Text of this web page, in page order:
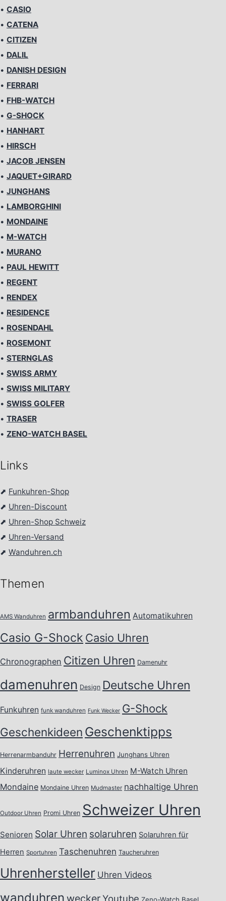
• CASIO
• CATENA
• CITIZEN
• DALIL
• DANISH DESIGN
• FERRARI
• FHB-WATCH
• G-SHOCK
• HANHART
• HIRSCH
• JACOB JENSEN
• JAQUET+GIRARD
• JUNGHANS
• LAMBORGHINI
• MONDAINE
• M-WATCH
• MURANO
• PAUL HEWITT
• REGENT
• RENDEX
• RESIDENCE
• ROSENDAHL
• ROSEMONT
• STERNGLAS
• SWISS ARMY
• SWISS MILITARY
• SWISS GOLFER
• TRASER
• ZENO-WATCH BASEL
Links
⬈ Funkuhren-Shop
⬈ Uhren-Discount
⬈ Uhren-Shop Schweiz
⬈ Uhren-Versand
⬈ Wanduhren.ch
Themen
AMS Wanduhren armbanduhren Automatikuhren
Casio G-Shock Casio Uhren
Chronographen Citizen Uhren Damenuhr
damenuhren Design Deutsche Uhren
Funkuhren funk wanduhren Funk Wecker G-Shock
Geschenkideen Geschenktipps
Herrenarmbanduhr Herrenuhren Junghans Uhren
Kinderuhren laute wecker Luminox Uhren M-Watch Uhren
Mondaine Mondaine Uhren Mudmaster nachhaltige Uhren
Outdoor Uhren Promi Uhren Schweizer Uhren
Senioren Solar Uhren solaruhren Solaruhren für
Herren Sportuhren Taschenuhren Taucheruhren
Uhrenhersteller Uhren Videos
wanduhren Youtube